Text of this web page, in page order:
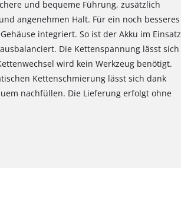
und bequeme Führung, zusätzlich
angenehmen Halt. Für ein noch besseres
integriert. So ist der Akku im Einsatz
Die Kettenspannung lässt sich
wird kein Werkzeug benötigt.
Kettenschmierung lässt sich dank
nachfüllen. Die Lieferung erfolgt ohne